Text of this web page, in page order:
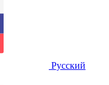
Русский